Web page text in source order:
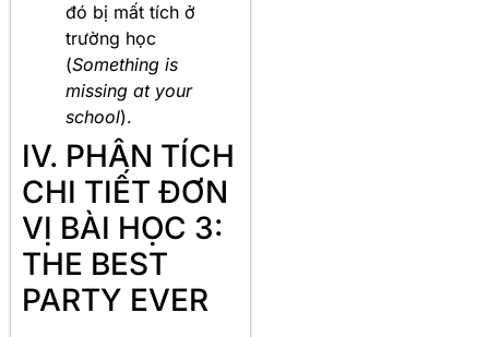
đó bị mất tích ở
trường học
(Something is
missing at your
school).
IV. PHÂN TÍCH
CHI TIẾT ĐƠN
VỊ BÀI HỌC 3:
THE BEST
PARTY EVER